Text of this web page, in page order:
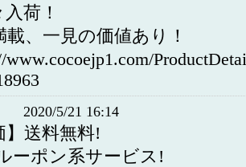
荷！
、一見の価値あり！
2020/5/21 16:14
】送料無料!
ーポン系サービス!